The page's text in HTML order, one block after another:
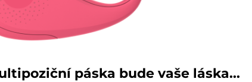
páska bude vaše láska...